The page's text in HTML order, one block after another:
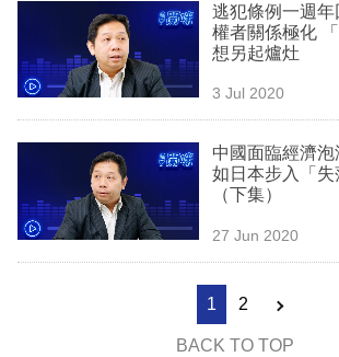
逃犯條例一週
權者關係極化
想另起爐灶
3 Jul 2020
中國面臨經濟
如日本步入「失
（下集）
27 Jun 2020
1 2
BACK TO TOP